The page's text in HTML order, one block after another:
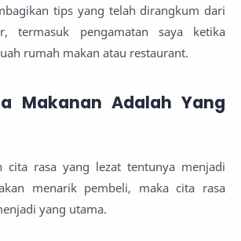
tips yang telah dirangkum dari
termasuk pengamatan saya ketika
rumah makan atau restaurant.
Makanan Adalah Yang
cita rasa yang lezat tentunya menjadi
menarik pembeli, maka cita rasa
yang utama.